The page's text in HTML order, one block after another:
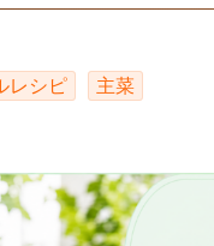
レシピ 主菜